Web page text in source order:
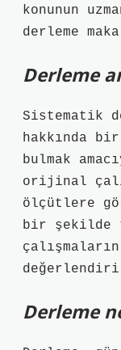
konunun
derleme
Derleme
Sistematik
hakkında
bulmak
orijinal
ölçütlere
bir şekilde
Derleme